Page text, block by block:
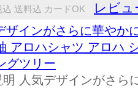
込 送料込 カードOK レビュ
ザインがさらに華や
アロハシャツ アロハ
グツリー
明 人気デザインがさら